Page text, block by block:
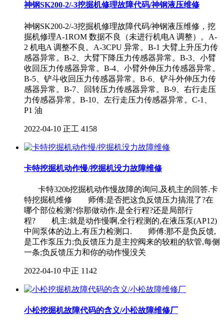
神钢SK200-2/-3挖掘机修理故障代码/神钢液压维修
神钢SK200-2/-3挖掘机修理故障代码/神钢液压维修，挖
掘机修理A-1ROM 数据不良（未进行机电A 调整）。A-
2 机电A 调整不良。A-3CPU 异常。B-1 大臂上升压力传
感器异常。B-2、大臂下降压力传感器异常。B-3、小臂
收回压力传感器异常。B-4、小臂外伸压力传感器异常。
B-5、铲斗收回压力传感器异常。B-6、铲斗外伸压力传
感器异常。B-7、回转压力传感器异常。B-9、右行走压
力传感器异常。B-10、左行走压力传感器异常。C-1、
P1 油
2022-04-10 正工 4158
卡特挖掘机动作慢/挖掘机没力故障维修
卡特320b挖掘机动作慢故障的询问,及机主的回答.卡
特挖掘机维修 师傅:是否把这负反馈压力搞混了?在
哪个部位检测?你那做动作,是全行程?还是局部行
程? 机主:就是动作慢啊,全行程测的,在液压泵(AP12)
中间泵体的边上,有压力检测口. 师傅:那不是负反馈,
是工作泵压力;负反馈压力是主控阀来的较粗的软管,每侧
一条;负反馈压力和你的动作慢没关
2022-04-10 中正 1142
小松挖掘机故障代码的含义/小松故障维修厂